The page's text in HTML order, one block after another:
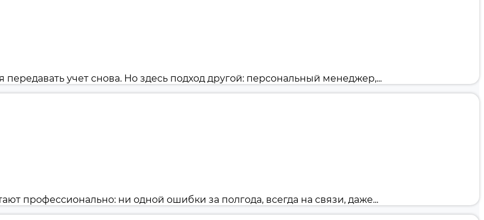
учет снова. Но здесь подход другой: персональный менеджер,...
профессионально: ни одной ошибки за полгода, всегда на связи, даже...